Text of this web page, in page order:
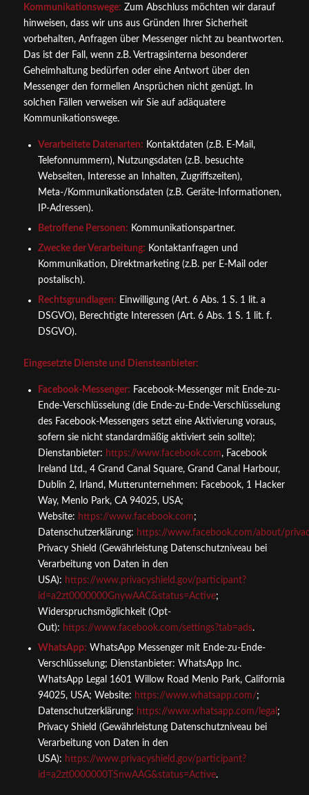
Kommunikationswege: Zum Abschluss möchten wir darauf
hinweisen, dass wir uns aus Gründen Ihrer Sicherheit
vorbehalten, Anfragen über Messenger nicht zu beantworten.
Das ist der Fall, wenn z.B. Vertragsinterna besonderer
Geheimhaltung bedürfen oder eine Antwort über den
Messenger den formellen Ansprüchen nicht genügt. In
solchen Fällen verweisen wir Sie auf adäquatere
Kommunikationswege.
Verarbeitete Datenarten: Kontaktdaten (z.B. E-Mail,
Telefonnummern), Nutzungsdaten (z.B. besuchte
Webseiten, Interesse an Inhalten, Zugriffszeiten),
Meta-/Kommunikationsdaten (z.B. Geräte-Informationen,
IP-Adressen).
Betroffene Personen: Kommunikationspartner.
Zwecke der Verarbeitung: Kontaktanfragen und
Kommunikation, Direktmarketing (z.B. per E-Mail oder
postalisch).
Rechtsgrundlagen: Einwilligung (Art. 6 Abs. 1 S. 1 lit. a
DSGVO), Berechtigte Interessen (Art. 6 Abs. 1 S. 1 lit. f.
DSGVO).
Eingesetzte Dienste und Diensteanbieter:
Facebook-Messenger: Facebook-Messenger mit Ende-zu-
Ende-Verschlüsselung (die Ende-zu-Ende-Verschlüsselung
des Facebook-Messengers setzt eine Aktivierung voraus,
sofern sie nicht standardmäßig aktiviert sein sollte);
Dienstanbieter: https://www.facebook.com, Facebook
Ireland Ltd., 4 Grand Canal Square, Grand Canal Harbour,
Dublin 2, Irland, Mutterunternehmen: Facebook, 1 Hacker
Way, Menlo Park, CA 94025, USA;
Website: https://www.facebook.com;
Datenschutzerklärung: https://www.facebook.com/about/
Privacy Shield (Gewährleistung Datenschutzniveau bei
Verarbeitung von Daten in den
USA): https://www.privacyshield.gov/participant?
id=a2zt0000000GnywAAC&status=Active;
Widerspruchsmöglichkeit (Opt-
Out): https://www.facebook.com/settings?tab=ads.
WhatsApp: WhatsApp Messenger mit Ende-zu-Ende-
Verschlüsselung; Dienstanbieter: WhatsApp Inc.
WhatsApp Legal 1601 Willow Road Menlo Park, California
94025, USA; Website: https://www.whatsapp.com/;
Datenschutzerklärung: https://www.whatsapp.com/legal ;
Privacy Shield (Gewährleistung Datenschutzniveau bei
Verarbeitung von Daten in den
USA): https://www.privacyshield.gov/participant?
id=a2zt0000000TSnwAAG&status=Active.